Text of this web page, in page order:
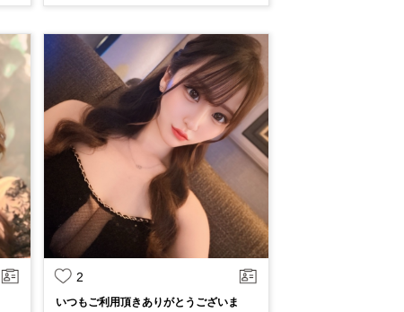
2
いつもご利用頂きありがとうございま